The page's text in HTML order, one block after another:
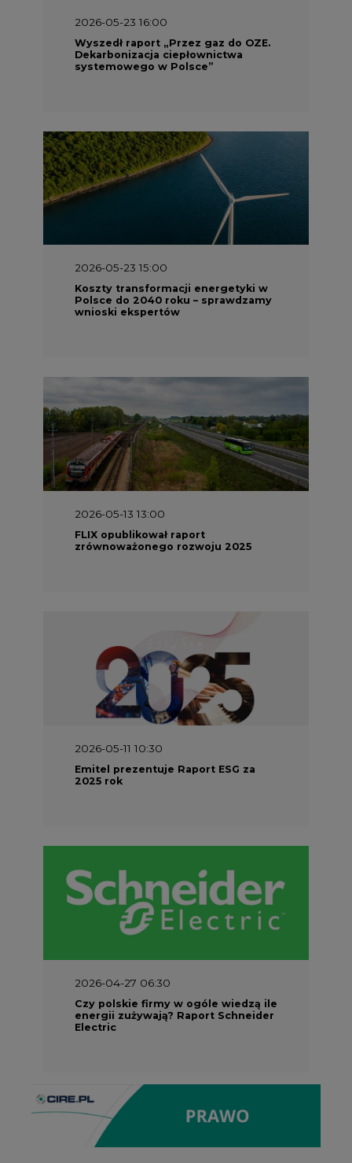
2026-05-23 16:00
Wyszedł raport „Przez gaz do OZE.
Dekarbonizacja ciepłownictwa
systemowego w Polsce”
2026-05-23 15:00
Koszty transformacji energetyki w
Polsce do 2040 roku – sprawdzamy
wnioski ekspertów
2026-05-13 13:00
FLIX opublikował raport
zrównoważonego rozwoju 2025
2026-05-11 10:30
Emitel prezentuje Raport ESG za
2025 rok
2026-04-27 06:30
Czy polskie firmy w ogóle wiedzą ile
energii zużywają? Raport Schneider
Electric